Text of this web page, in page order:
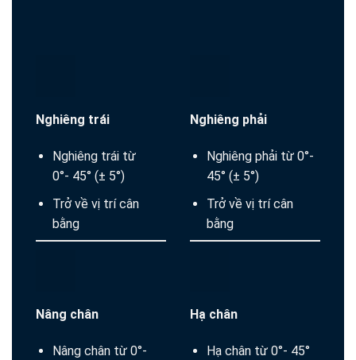
Nghiêng trái
Nghiêng trái từ
0°- 45° (± 5°)
Trở về vị trí cân
bằng
Nâng chân
Nâng chân từ 0°-
Nghiêng phải
Nghiêng phải từ 0°-
45° (± 5°)
Trở về vị trí cân
bằng
Hạ chân
Hạ chân từ 0°- 45°